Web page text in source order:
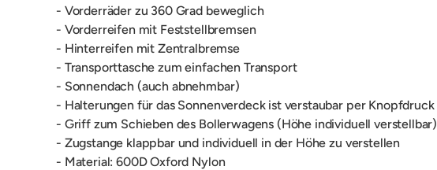
- Vorderräder zu 360 Grad beweglich
- Vorderreifen mit Feststellbremsen
- Hinterreifen mit Zentralbremse
- Transporttasche zum einfachen Transport
- Sonnendach (auch abnehmbar)
- Halterungen für das Sonnenverdeck ist verstaubar per Knopfdruck
- Griff zum Schieben des Bollerwagens (Höhe individuell verstellbar)
- Zugstange klappbar und individuell in der Höhe zu verstellen
- Material: 600D Oxford Nylon